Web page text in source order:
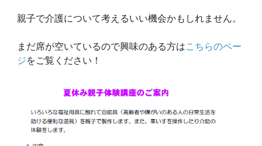
親子で介護について考えるいい機会かもしれません。
まだ席が空いているので興味のある方はこちらのペー
ジをご覧ください！